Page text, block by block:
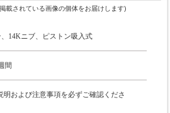
載されている画像の個体をお届けします)
、14Kニブ、ピストン吸入式
間
明および注意事項を必ずご確認くださ